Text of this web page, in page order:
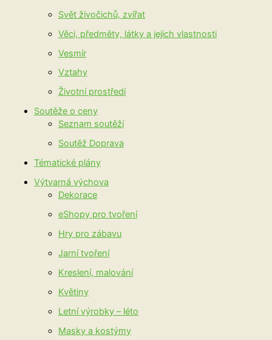
Svět živočichů, zvířat
Věci, předměty, látky a jejich vlastnosti
Vesmír
Vztahy
Životní prostředí
Soutěže o ceny
Seznam soutěží
Soutěž Doprava
Tématické plány
Výtvarná výchova
Dekorace
eShopy pro tvoření
Hry pro zábavu
Jarní tvoření
Kreslení, malování
Květiny
Letní výrobky – léto
Masky a kostýmy